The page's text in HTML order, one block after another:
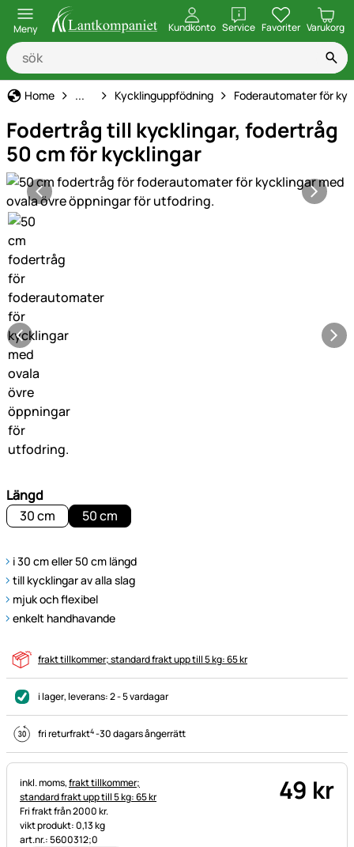
Meny Kundkonto ServiceöppnaFavoriter Varukorg
Home Hönshållning
... Kycklinguppfödning Foderautomater för
Fodertråg till kycklingar, fodertråg
50 cm för kycklingar
Produktgaleri
Längd
30 cm
50 cm
i 30 cm eller 50 cm längd
till kycklingar av alla slag
mjuk och flexibel
enkelt handhavande
frakt tillkommer; standard frakt upp till 5 kg: 65 kr
i lager, leverans:2 - 5 vardagar
fri returfrakt4-30 dagars ångerrätt
Skatteinformation:
inkl. moms,frakt tillkommer;
standard frakt upp till 5 kg: 65 kr
Fri frakt från 2000 kr.
vikt produkt: 0,13 kg
art.nr.: 5600312;0
49 kr